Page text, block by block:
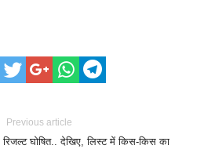
Previous article
रिजल्ट घोषित.. देखिए, लिस्ट में किस-किस का